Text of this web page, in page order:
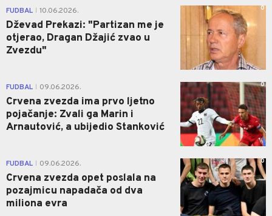
FUDBAL 10.06.2026.
Dževad Prekazi: "Partizan me je
otjerao, Dragan Džajić zvao u
Zvezdu"
0
FUDBAL 09.06.2026.
Crvena zvezda ima prvo ljetno
pojačanje: Zvali ga Marin i
Arnautović, a ubijedio Stanković
0
FUDBAL 09.06.2026.
Crvena zvezda opet poslala na
pozajmicu napadača od dva
miliona evra
0